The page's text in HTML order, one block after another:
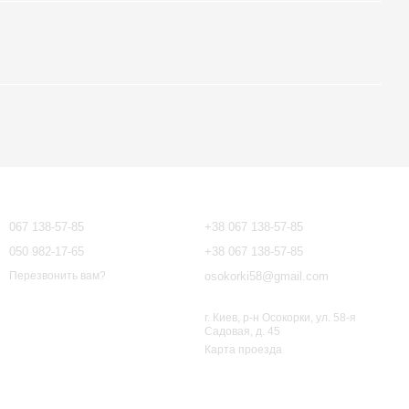
067 138-57-85
050 982-17-65
Перезвонить вам?
+38 067 138-57-85
+38 067 138-57-85
osokorki58@gmail.com
г. Киев, р-н Осокорки, ул. 58-я
Садовая, д. 45
Карта проезда